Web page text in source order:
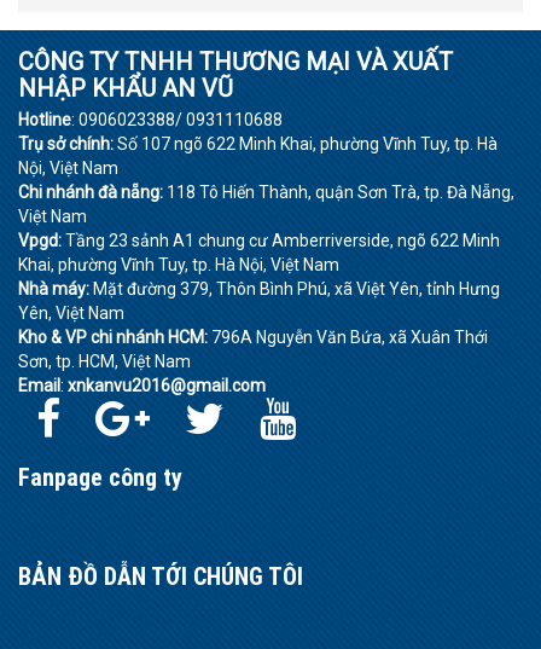
CÔNG TY TNHH THƯƠNG MẠI VÀ XUẤT
NHẬP KHẨU AN VŨ
Hotline: 0906023388/ 0931110688
Trụ sở chính:Số 107 ngõ 622 Minh Khai, phường Vĩnh Tuy, tp. Hà
Nội, Việt Nam
Chi nhánh đà nẵng: 118 Tô Hiến Thành, quận Sơn Trà, tp. Đà Nẵng,
Việt Nam
Vpgd:Tầng 23 sảnh A1 chung cư Amberriverside, ngõ 622 Minh
Khai, phường Vĩnh Tuy, tp. Hà Nội, Việt Nam
Nhà máy: Mặt đường 379, Thôn Bình Phú, xã Việt Yên, tỉnh Hưng
Yên, Việt Nam
Kho & VP chi nhánh HCM: 796A Nguyễn Văn Bứa, xã Xuân Thới
Sơn, tp. HCM, Việt Nam
Email: xnkanvu2016@gmail.com
Fanpage công ty
BẢN ĐỒ DẪN TỚI CHÚNG TÔI